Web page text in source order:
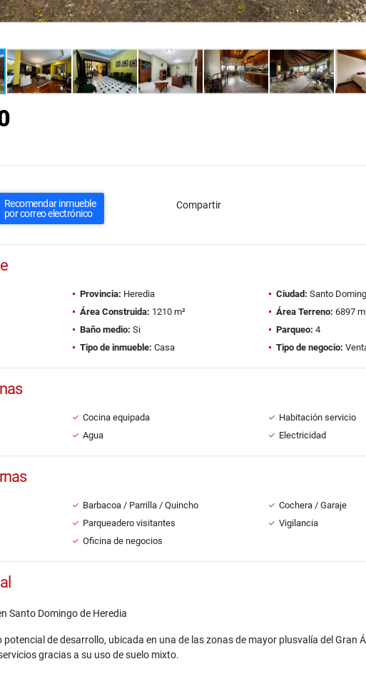
Recomendar inmueble
por correo electrónico
Compartir
Provincia: Heredia Ciudad: Santo
Área Construida: 1210 m² Área Terreno: 6897
Baño medio: Si Parqueo: 4
Tipo de inmueble: Casa Tipo de negocio:
Cocina equipada Habitación servicio
Agua Electricidad
Barbacoa / Parrilla / Quincho Cochera / Garaje
Parqueadero visitantes Vigilancia
Oficina de negocios
Santo Domingo de Heredia
de desarrollo, ubicada en una de las zonas de mayor plusvalía del
gracias a su uso de suelo mixto.